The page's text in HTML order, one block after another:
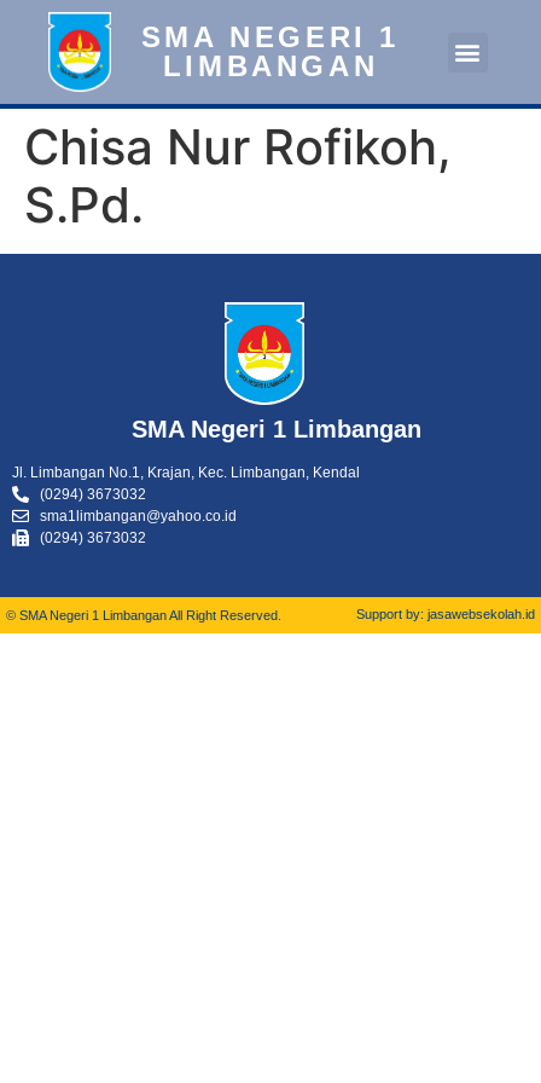
SMA NEGERI 1
LIMBANGAN
Chisa Nur Rofikoh,
S.Pd.
SMA Negeri 1 Limbangan
Jl. Limbangan No.1, Krajan, Kec. Limbangan, Kendal
(0294) 3673032
sma1limbangan@yahoo.co.id
(0294) 3673032
© SMA Negeri 1 Limbangan All Right Reserved. Support by: jasawebsekolah.id